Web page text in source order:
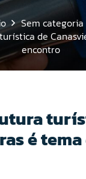
Sem categoria
de
encontro
é